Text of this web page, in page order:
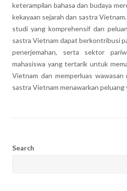
keterampilan bahasa dan budaya
kekayaan sejarah dan sastra
studi yang komprehensif dan
sastra Vietnam dapat berkontribusi
penerjemahan, serta sektor
mahasiswa yang tertarik untuk
Vietnam dan memperluas
sastra Vietnam menawarkan peluang
Search